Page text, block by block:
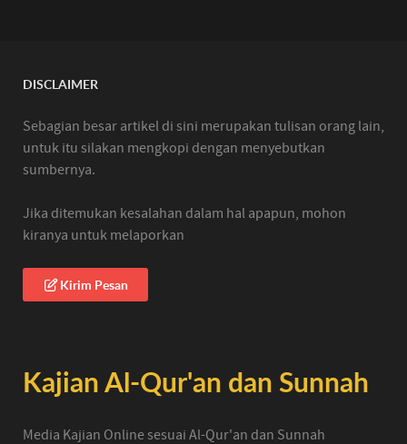
DISCLAIMER
Sebagian besar artikel di sini merupakan tulisan orang lain,
untuk itu silakan mengkopi dengan menyebutkan
sumbernya.
Jika ditemukan kesalahan dalam hal apapun, mohon
kiranya untuk melaporkan
Kirim Pesan
Kajian Al-Qur'an dan Sunnah
Media Kajian Online sesuai Al-Qur'an dan Sunnah